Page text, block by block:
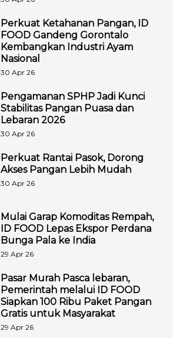
Perkuat Ketahanan Pangan, ID
FOOD Gandeng Gorontalo
Kembangkan Industri Ayam
Nasional
30 Apr 26
Pengamanan SPHP Jadi Kunci
Stabilitas Pangan Puasa dan
Lebaran 2026
30 Apr 26
Perkuat Rantai Pasok, Dorong
Akses Pangan Lebih Mudah
30 Apr 26
Mulai Garap Komoditas Rempah,
ID FOOD Lepas Ekspor Perdana
Bunga Pala ke India
29 Apr 26
Pasar Murah Pasca lebaran,
Pemerintah melalui ID FOOD
Siapkan 100 Ribu Paket Pangan
Gratis untuk Masyarakat
29 Apr 26